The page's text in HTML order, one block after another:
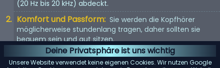
Deine Privatsphäre ist uns wichtig
Unsere Website verwendet keine eigenen Cookies. Wir nutzen Google
(20 Hz bis 20 kHz) abdeckt.
Komfort und Passform: Sie werden die Kopfhörer
möglicherweise stundenlang tragen, daher sollten sie
bequem sein und gut sitzen.
Kopfhörertyp: In-Ear, On-Ear oder Over-Ear? Jeder Typ
hat seine Vor- und Nachteile. Wählen Sie entsprechend